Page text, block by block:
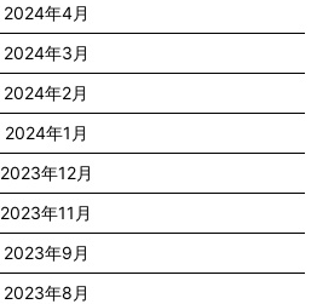
2024年4月
2024年3月
2024年2月
2024年1月
2023年12月
2023年11月
2023年9月
2023年8月